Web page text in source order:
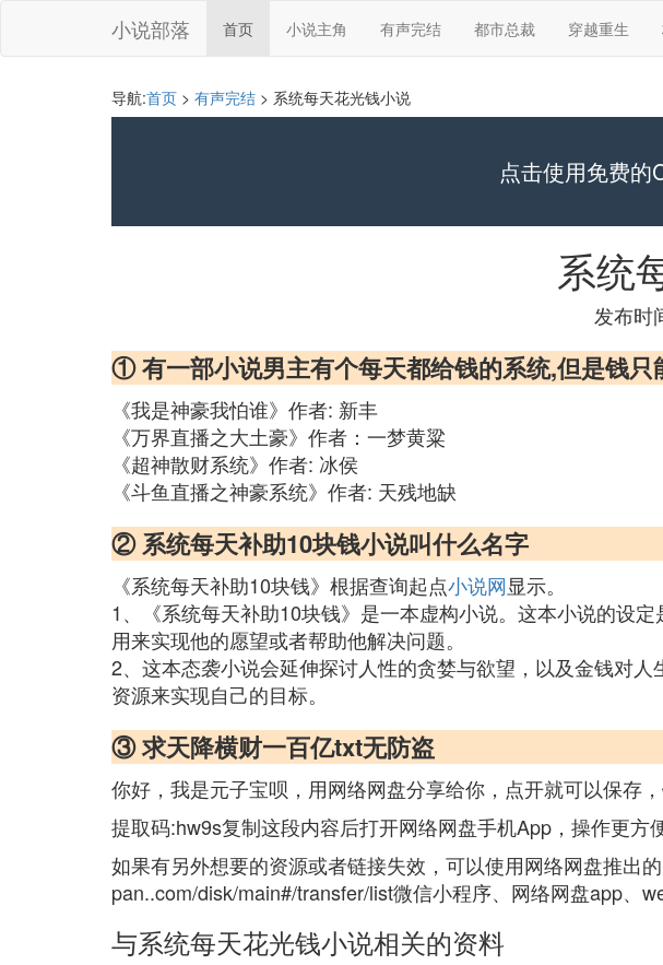
小说部落 首页 小说主角 有声完结 都市总裁 穿越重生
导航:首页 > 有声完结 > 系统每天花光钱小说
点击使用免费的
系统
发布时
① 有一部小说男主有个每天都给钱的系统,但是钱只
《我是神豪我怕谁》作者: 新丰
《万界直播之大土豪》作者：一梦黄粱
《超神散财系统》作者: 冰侯
《斗鱼直播之神豪系统》作者: 天残地缺
② 系统每天补助10块钱小说叫什么名字
《系统每天补助10块钱》根据查询起点小说网显示。
1、《系统每天补助10块钱》是一本虚构小说。这本小说的设
用来实现他的愿望或者帮助他解决问题。
2、这本态袭小说会延伸探讨人性的贪婪与欲望，以及金钱对
资源来实现自己的目标。
③ 求天降横财一百亿txt无防盗
你好，我是元子宝呗，用网络网盘分享给你，点开就可以保存
提取码:hw9s复制这段内容后打开网络网盘手机App，操作更方
如果有另外想要的资源或者链接失效，可以使用网络网盘推出
pan..com/disk/main#/transfer/list微信小程序、网络网盘app、
与系统每天花光钱小说相关的资料